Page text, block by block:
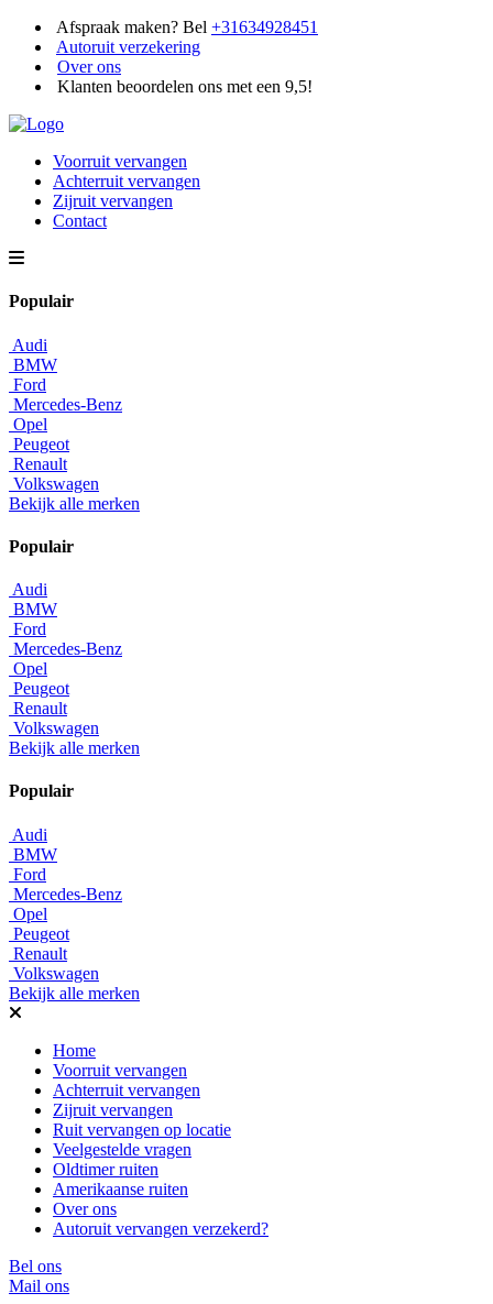
Afspraak maken? Bel +31634928451
Autoruit verzekering
Over ons
Klanten beoordelen ons met een 9,5!
Voorruit vervangen
Achterruit vervangen
Zijruit vervangen
Contact
Populair
Audi
BMW
Ford
Mercedes-Benz
Opel
Peugeot
Renault
Volkswagen
Bekijk alle merken
Populair
Audi
BMW
Ford
Mercedes-Benz
Opel
Peugeot
Renault
Volkswagen
Bekijk alle merken
Populair
Audi
BMW
Ford
Mercedes-Benz
Opel
Peugeot
Renault
Volkswagen
Bekijk alle merken
Home
Voorruit vervangen
Achterruit vervangen
Zijruit vervangen
Ruit vervangen op locatie
Veelgestelde vragen
Oldtimer ruiten
Amerikaanse ruiten
Over ons
Autoruit vervangen verzekerd?
Bel ons
Mail ons